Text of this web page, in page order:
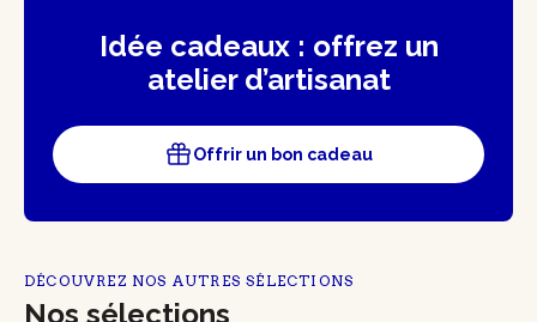
Idée cadeaux : offrez un
atelier d’artisanat
Offrir un bon cadeau
DÉCOUVREZ NOS AUTRES SÉLECTIONS
Nos sélections